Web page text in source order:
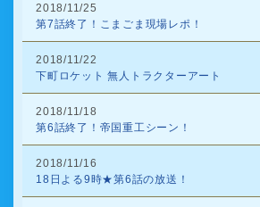
2018/11/25
第7話終了！こまごま現場レポ！
2018/11/22
下町ロケット 無人トラクターアート
2018/11/18
第6話終了！帝国重工シーン！
2018/11/16
18日よる9時★第6話の放送！